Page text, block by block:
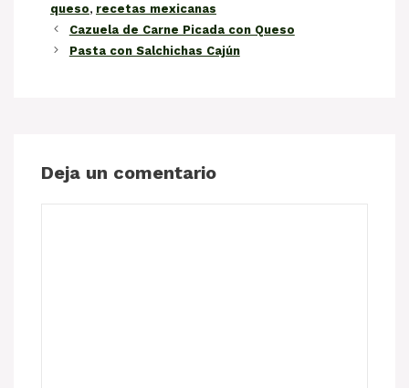
queso, recetas mexicanas
Cazuela de Carne Picada con Queso
Pasta con Salchichas Cajún
Deja un comentario